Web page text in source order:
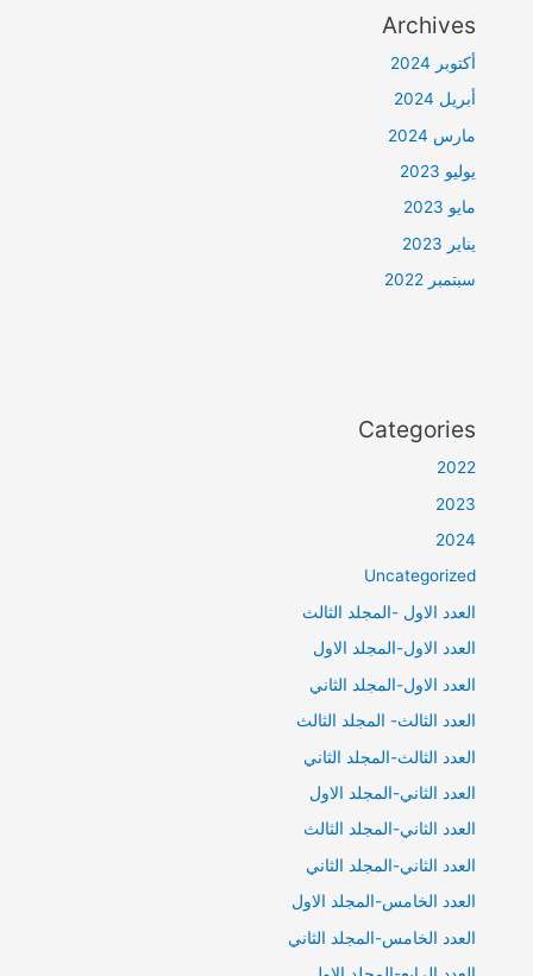
Archives
أكتوبر 2024
أبريل 2024
مارس 2024
يوليو 2023
مايو 2023
يناير 2023
سبتمبر 2022
Categories
2022
2023
2024
Uncategorized
العدد الاول -المجلد الثالث
العدد الاول-المجلد الاول
العدد الاول-المجلد الثاني
العدد الثالث- المجلد الثالث
العدد الثالث-المجلد الثاني
العدد الثاني-المجلد الاول
العدد الثاني-المجلد الثالث
العدد الثاني-المجلد الثاني
العدد الخامس-المجلد الاول
العدد الخامس-المجلد الثاني